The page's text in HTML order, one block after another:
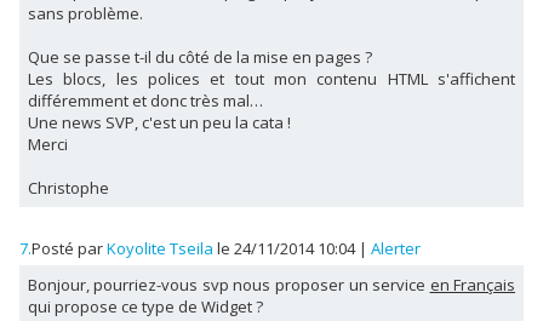
sans problème.
Que se passe t-il du côté de la mise en pages ?
Les blocs, les polices et tout mon contenu HTML s'affichent
différemment et donc très mal…
Une news SVP, c'est un peu la cata !
Merci
Christophe
7.Posté parKoyolite Tseila le 24/11/2014 10:04 | Alerter
Bonjour, pourriez-vous svp nous proposer un service en Français
qui propose ce type de Widget ?